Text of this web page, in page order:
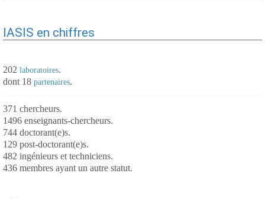
IASIS en chiffres
202 laboratoires.
dont 18 partenaires.
371 chercheurs.
1496 enseignants-chercheurs.
744 doctorant(e)s.
129 post-doctorant(e)s.
482 ingénieurs et techniciens.
436 membres ayant un autre statut.